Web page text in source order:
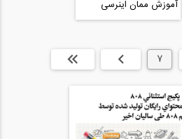
آموزش ممان اینرسی
7 بعدی انتها »